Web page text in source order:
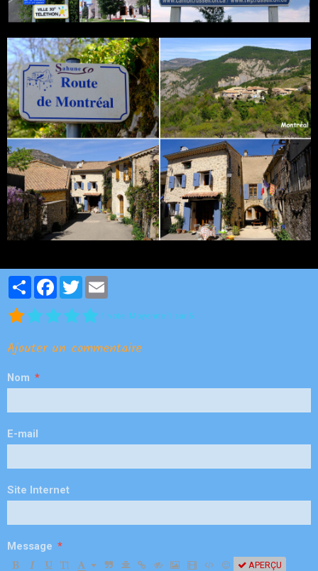
PartagerFacebook
Twitter
1 vote. Moyenne 1 sur 5.
Ajouter un commentaire
Nom
E-mail
Site Internet
Message
APERÇU